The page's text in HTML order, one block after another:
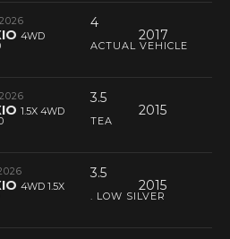
4
4WD 2017
ACTUAL VEHICLE
3.5
1.5X 4WD 2015
TEA
3.5
4WD 1.5X 2015
. LOW SILVER